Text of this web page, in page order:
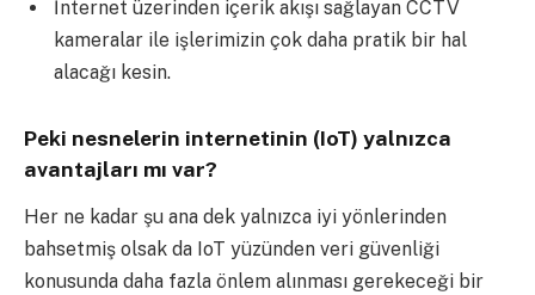
İnternet üzerinden içerik akışı sağlayan CCTV
kameralar ile işlerimizin çok daha pratik bir hal
alacağı kesin.
Peki nesnelerin internetinin (IoT) yalnızca
avantajları mı var?
Her ne kadar şu ana dek yalnızca iyi yönlerinden
bahsetmiş olsak da IoT yüzünden veri güvenliği
konusunda daha fazla önlem alınması gerekeceği bir